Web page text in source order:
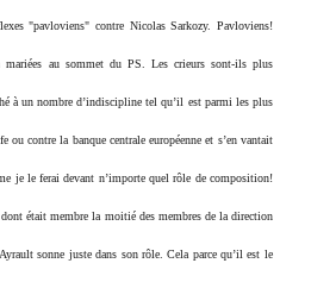
"pavloviens" contre Nicolas Sarkozy. Pavloviens!
mariées au sommet du PS. Les crieurs sont-ils plus
à un nombre d’indiscipline tel qu’il est parmi les plus
contre la banque centrale européenne et s’en vantait
je le ferai devant n’importe quel rôle de composition!
était membre la moitié des membres de la direction
sonne juste dans son rôle. Cela parce qu’il est le